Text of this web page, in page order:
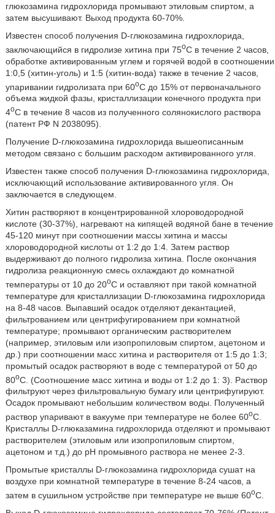
глюкозамина гидрохлорида промывают этиловым спиртом, а
затем высушивают. Выход продукта 60-70%.
Известен способ получения D-глюкозамина гидрохлорида,
заключающийся в гидролизе хитина при 75oС в течение 2 часов,
обработке активированным углем и горячей водой в соотношении
1:0,5 (хитин-уголь) и 1:5 (хитин-вода) также в течение 2 часов,
упаривании гидролизата при 60oС до 15% от первоначального
объема жидкой фазы, кристаллизации конечного продукта при
4oC в течение 8 часов из полученного солянокислого раствора
(патент РФ N 2038095).
Получение D-глюкозамина гидрохлорида вышеописанным
методом связано с большим расходом активированного угля.
Известен также способ получения D-глюкозамина гидрохлорида,
исключающий использование активированного угля. Он
заключается в следующем.
Хитин растворяют в концентрированной хлороводородной
кислоте (30-37%), нагревают на кипящей водяной бане в течение
45-120 минут при соотношении массы хитина и массы
хлороводородной кислоты от 1:2 до 1:4. Затем раствор
выдерживают до полного гидролиза хитина. После окончания
гидролиза реакционную смесь охлаждают до комнатной
температуры от 10 до 20oC и оставляют при такой комнатной
температуре для кристаллизации D-глюкозамина гидрохлорида
на 8-48 часов. Выпавший осадок отделяют декантацией,
фильтрованием или центрифугированием при комнатной
температуре; промывают органическим растворителем
(например, этиловым или изопропиловым спиртом, ацетоном и
др.) при соотношении масс хитина и растворителя от 1:5 до 1:3;
промытый осадок растворяют в воде с температурой от 50 до
80oC. (Соотношение масс хитина и воды от 1:2 до 1: 3). Раствор
фильтруют через фильтровальную бумагу или центрифугируют.
Осадок промывают небольшим количеством воды. Полученный
раствор упаривают в вакууме при температуре не более 60oC.
Кристаллы D-глюказамина гидрохлорида отделяют и промывают
растворителем (этиловым или изопропиловым спиртом,
ацетоном и т.д.) до pH промывного раствора не менее 2-3.
Промытые кристаллы D-глюкозамина гидрохлорида сушат на
воздухе при комнатной температуре в течение 8-24 часов, а
затем в сушильном устройстве при температуре не выше 60oC.